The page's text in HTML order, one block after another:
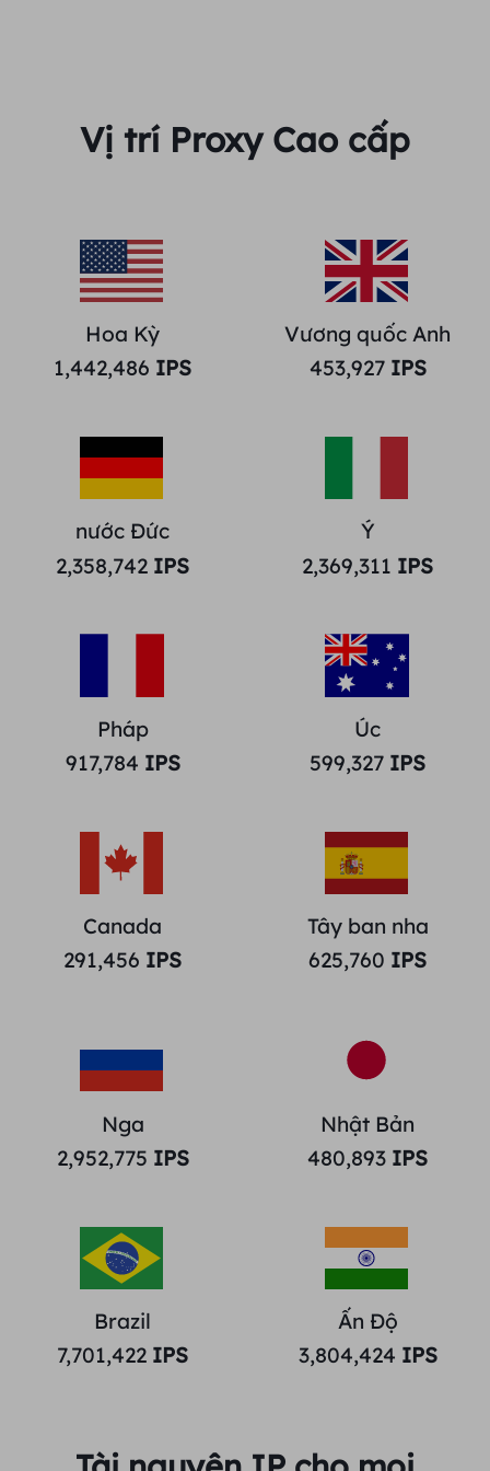
Vị trí Proxy Cao cấp
Hoa Kỳ
1,442,486 IPS
Vương quốc Anh
453,927IPS
nước Đức
2,358,742 IPS
Ý
2,369,311 IPS
Pháp
917,784 IPS
Úc
599,327 IPS
Canada
291,456 IPS
Tây ban nha
625,760 IPS
Nga
2,952,775 IPS
Nhật Bản
480,893 IPS
Brazil
7,701,422 IPS
Ấn Độ
3,804,424 IPS